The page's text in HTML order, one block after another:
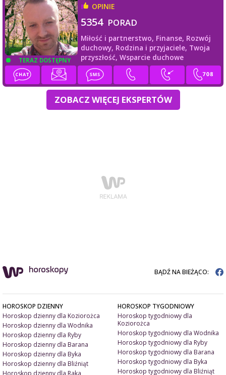
TERAZ DOSTĘPNY
OPINIE
5354 PORAD
Miłość i partnerstwo, Finanse, Rozwój
duchowy, Rodzina i przyjaciele, Twoja
przyszłość, Wsparcie duchowe
ZOBACZ WIĘCEJ EKSPERTÓW
BĄDŹ NA BIEŻĄCO:
HOROSKOP DZIENNY
Horoskop dzienny dla Koziorożca
Horoskop dzienny dla Wodnika
Horoskop dzienny dla Ryby
Horoskop dzienny dla Barana
Horoskop dzienny dla Byka
Horoskop dzienny dla Bliźniąt
Horoskop dzienny dla Raka
HOROSKOP TYGODNIOWY
Horoskop tygodniowy dla
Koziorożca
Horoskop tygodniowy dla Wodnika
Horoskop tygodniowy dla Ryby
Horoskop tygodniowy dla Barana
Horoskop tygodniowy dla Byka
Horoskop tygodniowy dla Bliźniąt